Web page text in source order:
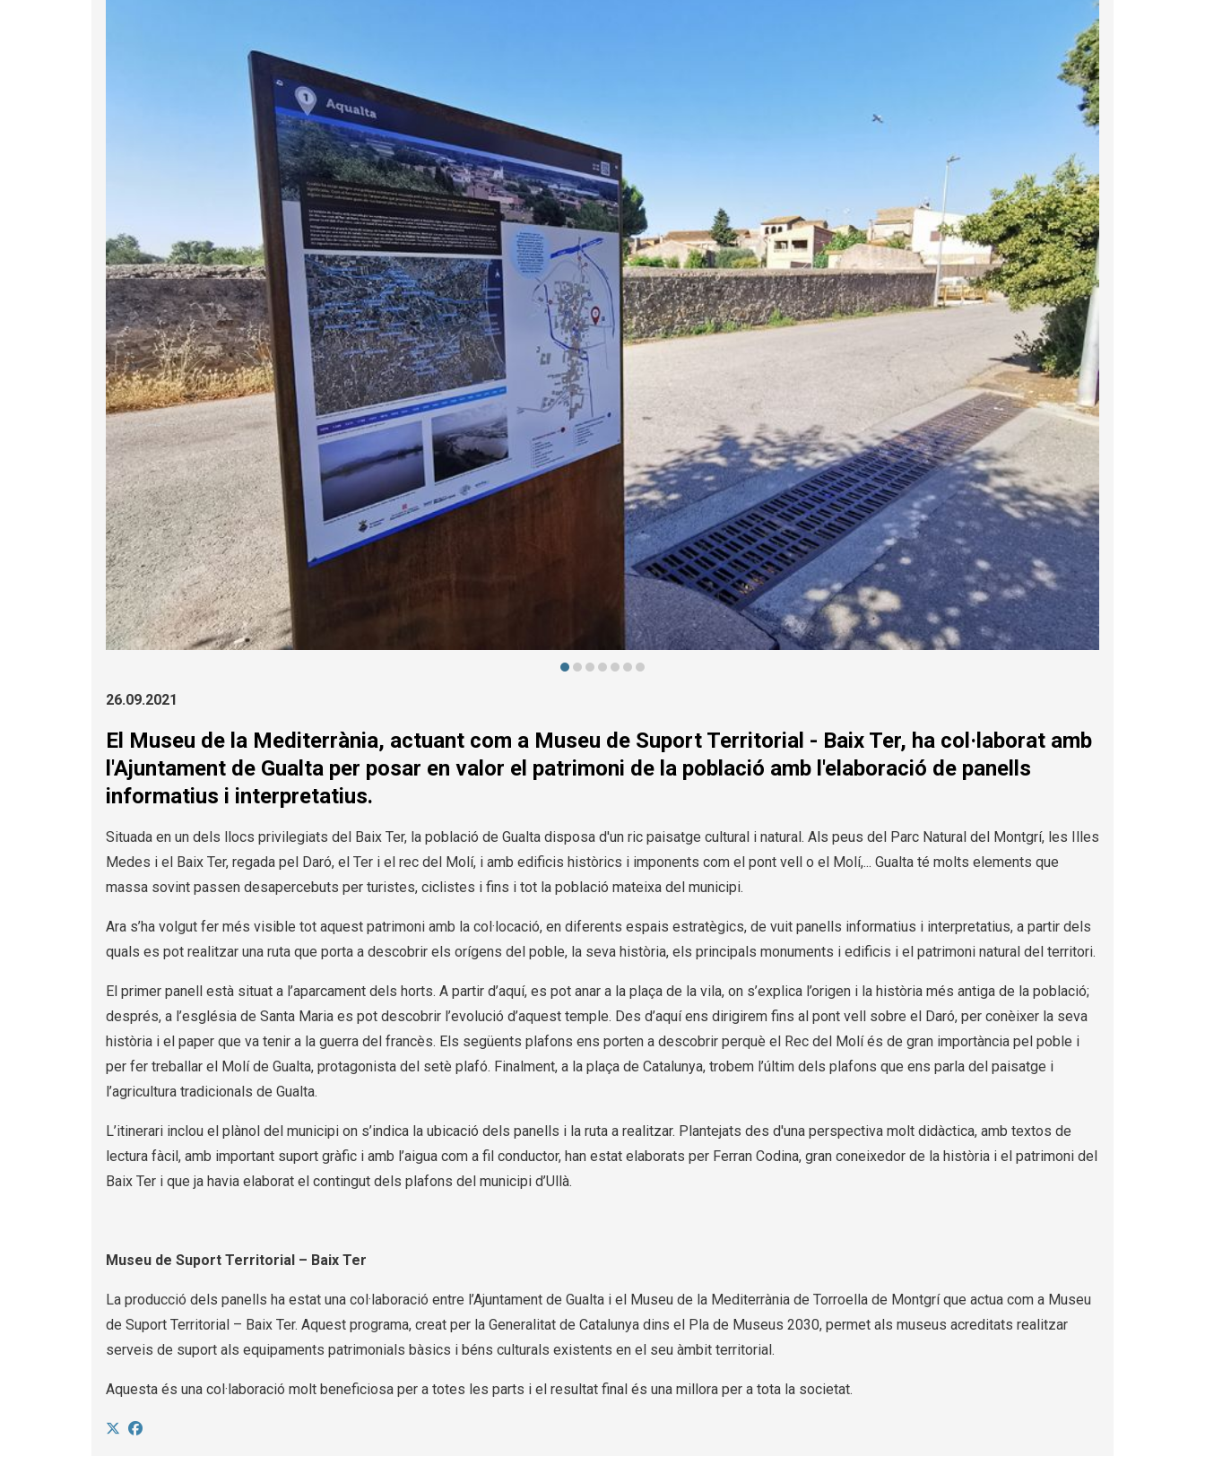
26.09.2021
El Museu de la Mediterrània, actuant com a Museu de Suport Territorial - Baix Ter, ha col·laborat amb
l'Ajuntament de Gualta per posar en valor el patrimoni de la població amb l'elaboració de panells
informatius i interpretatius.
Situada en un dels llocs privilegiats del Baix Ter, la població de Gualta disposa d'un ric paisatge cultural i natural. Als peus del Parc Natural del Montgrí, les Illes
Medes i el Baix Ter, regada pel Daró, el Ter i el rec del Molí, i amb edificis històrics i imponents com el pont vell o el Molí,... Gualta té molts elements que
massa sovint passen desapercebuts per turistes, ciclistes i fins i tot la població mateixa del municipi.
Ara s’ha volgut fer més visible tot aquest patrimoni amb la col·locació, en diferents espais estratègics, de vuit panells informatius i interpretatius, a partir dels
quals es pot realitzar una ruta que porta a descobrir els orígens del poble, la seva història, els principals monuments i edificis i el patrimoni natural del territori.
El primer panell està situat a l’aparcament dels horts. A partir d’aquí, es pot anar a la plaça de la vila, on s’explica l’origen i la història més antiga de la població;
després, a l’església de Santa Maria es pot descobrir l’evolució d’aquest temple. Des d’aquí ens dirigirem fins al pont vell sobre el Daró, per conèixer la seva
història i el paper que va tenir a la guerra del francès. Els següents plafons ens porten a descobrir perquè el Rec del Molí és de gran importància pel poble i
per fer treballar el Molí de Gualta, protagonista del setè plafó. Finalment, a la plaça de Catalunya, trobem l’últim dels plafons que ens parla del paisatge i
l’agricultura tradicionals de Gualta.
L’itinerari inclou el plànol del municipi on s’indica la ubicació dels panells i la ruta a realitzar. Plantejats des d'una perspectiva molt didàctica, amb textos de
lectura fàcil, amb important suport gràfic i amb l’aigua com a fil conductor, han estat elaborats per Ferran Codina, gran coneixedor de la història i el patrimoni del
Baix Ter i que ja havia elaborat el contingut dels plafons del municipi d’Ullà.
Museu de Suport Territorial – Baix Ter
La producció dels panells ha estat una col·laboració entre l’Ajuntament de Gualta i el Museu de la Mediterrània de Torroella de Montgrí que actua com a Museu
de Suport Territorial – Baix Ter. Aquest programa, creat per la Generalitat de Catalunya dins el Pla de Museus 2030, permet als museus acreditats realitzar
serveis de suport als equipaments patrimonials bàsics i béns culturals existents en el seu àmbit territorial.
Aquesta és una col·laboració molt beneficiosa per a totes les parts i el resultat final és una millora per a tota la societat.